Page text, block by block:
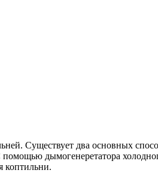
Существует два основных
дымогенеретатора
коптильни.